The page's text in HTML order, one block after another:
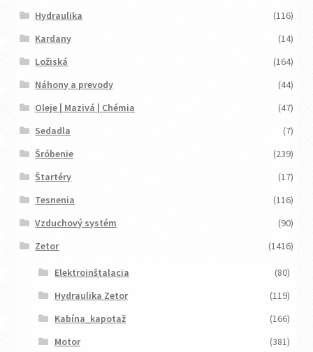
Hydraulika
(116)
Kardany
(14)
Ložiská
(164)
Náhony a prevody
(44)
Oleje | Mazivá | Chémia
(47)
Sedadla
(7)
Šróbenie
(239)
Štartéry
(17)
Tesnenia
(116)
Vzduchový systém
(90)
Zetor
(1416)
Elektroinštalacia
(80)
Hydraulika Zetor
(119)
Kabína_kapotaž
(166)
Motor
(381)